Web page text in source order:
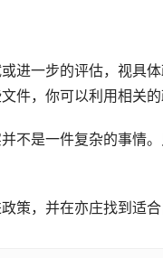
进一步的评估，视具
件，你可以利用相关
不是一件复杂的事情
策，并在亦庄找到适合